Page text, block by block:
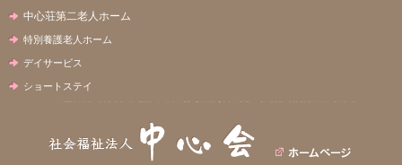
中心荘第二老人ホーム
特別養護老人ホーム
デイサービス
ショートステイ